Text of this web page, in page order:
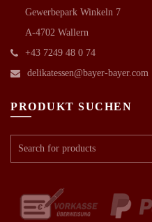
Gewerbepark Winkeln 7
A-4702 Wallern
+43 7249 48 0 74
delikatessen@bayer-bayer.com
PRODUKT SUCHEN